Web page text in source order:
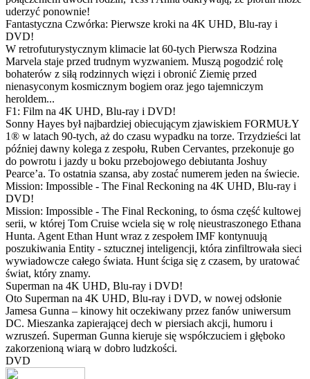
uderzyć ponownie!
Fantastyczna Czwórka: Pierwsze kroki na 4K UHD, Blu-ray i
DVD!
W retrofuturystycznym klimacie lat 60-tych Pierwsza Rodzina
Marvela staje przed trudnym wyzwaniem. Muszą pogodzić rolę
bohaterów z siłą rodzinnych więzi i obronić Ziemię przed
nienasyconym kosmicznym bogiem oraz jego tajemniczym
heroldem...
F1: Film na 4K UHD, Blu-ray i DVD!
Sonny Hayes był najbardziej obiecującym zjawiskiem FORMUŁY
1® w latach 90-tych, aż do czasu wypadku na torze. Trzydzieści lat
później dawny kolega z zespołu, Ruben Cervantes, przekonuje go
do powrotu i jazdy u boku przebojowego debiutanta Joshuy
Pearce’a. To ostatnia szansa, aby zostać numerem jeden na świecie.
Mission: Impossible - The Final Reckoning na 4K UHD, Blu-ray i
DVD!
Mission: Impossible - The Final Reckoning, to ósma część kultowej
serii, w której Tom Cruise wciela się w rolę nieustraszonego Ethana
Hunta. Agent Ethan Hunt wraz z zespołem IMF kontynuują
poszukiwania Entity - sztucznej inteligencji, która zinfiltrowała sieci
wywiadowcze całego świata. Hunt ściga się z czasem, by uratować
świat, który znamy.
Superman na 4K UHD, Blu-ray i DVD!
Oto Superman na 4K UHD, Blu-ray i DVD, w nowej odsłonie
Jamesa Gunna – kinowy hit oczekiwany przez fanów uniwersum
DC. Mieszanka zapierającej dech w piersiach akcji, humoru i
wzruszeń. Superman Gunna kieruje się współczuciem i głęboko
zakorzenioną wiarą w dobro ludzkości.
DVD